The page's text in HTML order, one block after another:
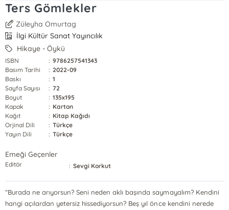
Ters Gömlekler
Züleyha Omurtag
İlgi Kültür Sanat Yayıncılık
Hikaye - Öykü
ISBN : 9786257541343
Basım Tarihi
: 2022-09
Baskı
: 1
Sayfa Sayısı
: 72
Boyut
: 135x195
Kapak
: Karton
Kağıt
: Kitap Kağıdı
Orjinal Dili
: Türkçe
Yayın Dili
: Türkçe
Emeği Geçenler
Editör : Sevgi Korkut
“Burada ne arıyorsun? Seni neden aklı başında saymayalım? Kendini
hangi açılardan yetersiz hissediyorsun? Beş yıl önce kendini nerede